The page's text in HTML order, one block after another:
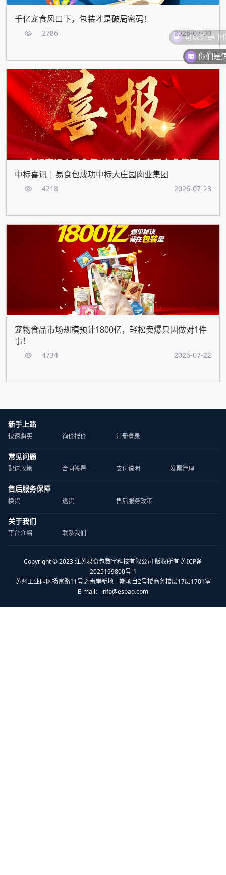
千亿宠食风口下，包装才是破局密码！
2786 2026-07-30
中标喜讯 | 易食包成功中标大庄园肉业集团
4218 2026-07-23
宠物食品市场规模预计1800亿，轻松卖爆只因做对1件
事！
4734 2026-07-22
新手上路
快速购买 询价报价 注册登录
常见问题
配送政策 合同签署 支付说明 发票管理
售后服务保障
换货 退货 售后服务政策
关于我们
平台介绍 联系我们
Copyright © 2023 江苏易食包数字科技有限公司 版权所有 苏ICP备
2025199800号-1
苏州工业园区扬富路11号之南岸新地一期项目2号楼商务楼层17层1701室
E-mail： info@esbao.com
你们是